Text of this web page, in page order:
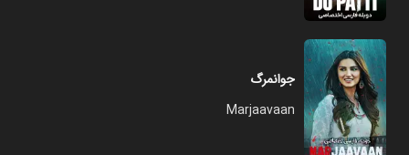
جوانمرگ
Marjaavaan